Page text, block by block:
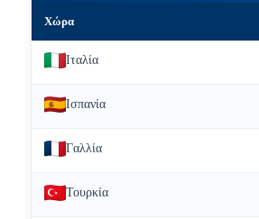
Χώρα
Ιταλία
Ισπανία
Γαλλία
Τουρκία